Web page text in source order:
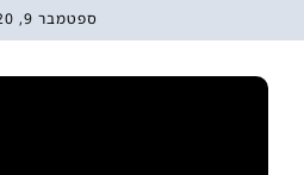
ספטמבר 9, 2020